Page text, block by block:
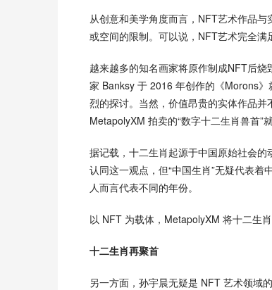
从创意和美学角度而言，NFT艺术作品
或空间的限制。可以说，NFT艺术完全满
越来越多的知名画家将原作制成NFT后
家 Banksy 于 2016 年创作的《Morons
烈的探讨。当然，价值昂贵的实体作品
MetapolyXM 拍卖的“数字十二生肖兽首”
据记载，十二生肖起源于中国原始社会
认同这一观点，但“中国生肖”无疑代表着
人而言代表不同的年份。
以 NFT 为载体，MetapolyXM 将十二生肖
十二生肖再聚首
另一方面，孙宇晨无疑是 NFT 艺术领域